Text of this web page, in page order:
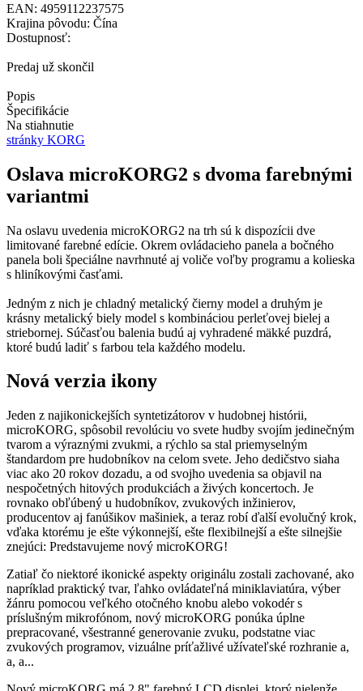
EAN: 4959112237575
Krajina pôvodu: Čína
Dostupnosť:
Predaj už skončil
Popis
Špecifikácie
Na stiahnutie
stránky KORG
Oslava microKORG2 s dvoma farebnými
variantmi
Na oslavu uvedenia microKORG2 na trh sú k dispozícii dve
limitované farebné edície. Okrem ovládacieho panela a bočného
panela boli špeciálne navrhnuté aj voliče voľby programu a kolieska
s hliníkovými časťami.
Jedným z nich je chladný metalický čierny model a druhým je
krásny metalický biely model s kombináciou perleťovej bielej a
striebornej. Súčasťou balenia budú aj vyhradené mäkké puzdrá,
ktoré budú ladiť s farbou tela každého modelu.
Nová verzia ikony
Jeden z najikonickejších syntetizátorov v hudobnej histórii,
microKORG, spôsobil revolúciu vo svete hudby svojím jedinečným
tvarom a výraznými zvukmi, a rýchlo sa stal priemyselným
štandardom pre hudobníkov na celom svete. Jeho dedičstvo siaha
viac ako 20 rokov dozadu, a od svojho uvedenia sa objavil na
nespočetných hitových produkciách a živých koncertoch. Je
rovnako obľúbený u hudobníkov, zvukových inžinierov,
producentov aj fanúšikov mašiniek, a teraz robí ďalší evolučný krok,
vďaka ktorému je ešte výkonnejší, ešte flexibilnejší a ešte silnejšie
znejúci: Predstavujeme nový microKORG!
Zatiaľ čo niektoré ikonické aspekty originálu zostali zachované, ako
napríklad praktický tvar, ľahko ovládateľná miniklaviatúra, výber
žánru pomocou veľkého otočného knobu alebo vokodér s
príslušným mikrofónom, nový microKORG ponúka úplne
prepracované, všestranné generovanie zvuku, podstatne viac
zvukových programov, vizuálne príťažlivé užívateľské rozhranie a,
a, a...